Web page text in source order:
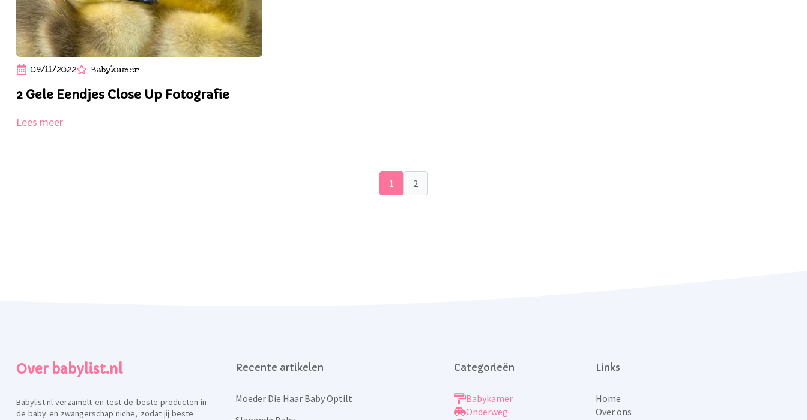
09/11/2022 Babykamer
2 Gele Eendjes Close Up Fotografie
Lees meer
1 2
Over babylist.nl
Babylist.nl verzamelt en test de beste producten in
de baby en zwangerschap niche, zodat jij beste
Recente artikelen
Moeder Die Haar Baby Optilt
Categorieën
Babykamer
Onderweg
Links
Home
Over ons